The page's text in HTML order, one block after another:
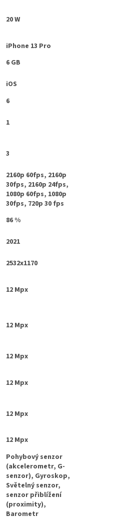
20 W
iPhone 13 Pro
6 GB
iOS
6
1
3
2160p 60fps, 2160p
30fps, 2160p 24fps,
1080p 60fps, 1080p
30fps, 720p 30 fps
86 %
2021
2532x1170
12 Mpx
12 Mpx
12 Mpx
12 Mpx
12 Mpx
12 Mpx
Pohybový senzor
(akcelerometr, G-
senzor), Gyroskop,
Světelný senzor,
senzor přiblížení
(proximity),
Barometr